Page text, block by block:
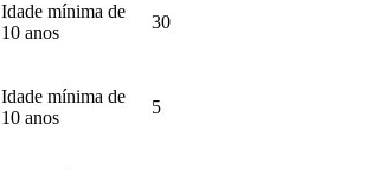
Idade mínima de
10 anos
30
Idade mínima de
10 anos
5